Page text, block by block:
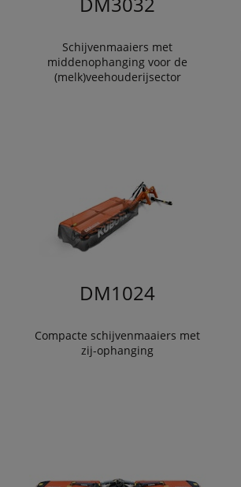
Schijvenmaaiers met
middenophanging voor de
(melk)veehouderijsector
DM1024
Compacte schijvenmaaiers met
zij-ophanging